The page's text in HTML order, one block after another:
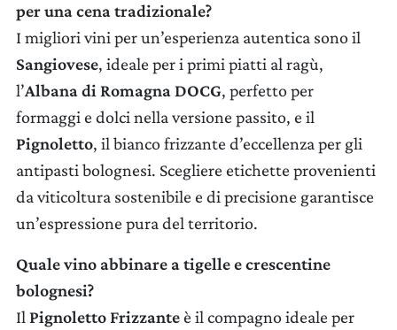
per una cena tradizionale?
I migliori vini per un’esperienza autentica sono il
Sangiovese, ideale per i primi piatti al ragù,
l’Albana di Romagna DOCG, perfetto per
formaggi e dolci nella versione passito, e il
Pignoletto, il bianco frizzante d’eccellenza per gli
antipasti bolognesi. Scegliere etichette provenienti
da viticoltura sostenibile e di precisione garantisce
un’espressione pura del territorio.
Quale vino abbinare a tigelle e crescentine
bolognesi?
Il Pignoletto Frizzanteè il compagno ideale per